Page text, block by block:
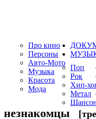
Про кино
Персоны
Авто-Мото
Музыка
Красота
Мода
Поп
Рок
Хип-
Метал
незнакомцы